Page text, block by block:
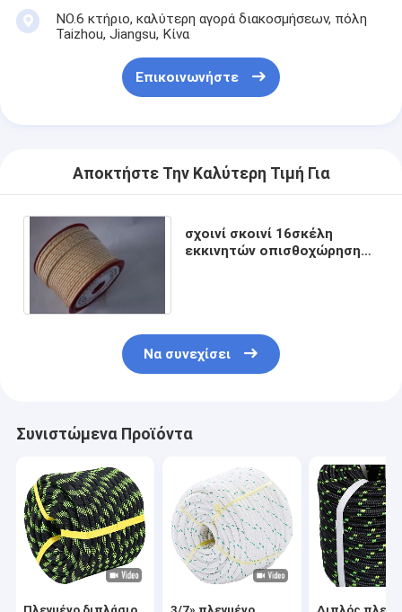
NO.6 κτήριο, καλύτερη αγορά διακοσμήσεων, πόλη
Taizhou, Jiangsu, Κίνα
Επικοινωνήστε
Αποκτήστε Την Καλύτερη Τιμή Για
σχοινί σκοινί 16σκέλη
εκκινητών οπισθοχώρησης
Να συνεχίσει
Συνιστώμενα Προϊόντα